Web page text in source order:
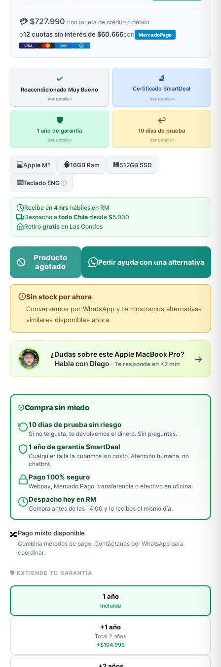
💳 $727.990 con tarjeta de crédito o débito
o12 cuotas sin interés de $60.666con MercadoPago
VISA AMEX DC
✓
Reacondicionado Muy Bueno
Ver detalle ›
🔬
Certificado SmartDeal
Ver detalle ›
🛡️
1 año de garantía
Ver detalle ›
↩️
10 días de prueba
Ver detalle ›
💻Apple M1 🧠16GB Ram 💾512GB SSD
⌨️Teclado ENG ?
Recibe en 4 hrs hábiles en RM
Despacho a todo Chile desde $5.000
Retiro gratis en Las Condes
Producto
agotado
Pedir ayuda con una alternativa
Sin stock por ahora
Conversemos por WhatsApp y te mostramos alternativas
similares disponibles ahora.
¿Dudas sobre este Apple MacBook Pro?
Habla con Diego · Te responde en <2 min →
Compra sin miedo
10 días de prueba sin riesgo
Si no te gusta, te devolvemos el dinero. Sin preguntas.
1 año de garantía SmartDeal
Cualquier falla la cubrimos sin costo. Atención humana, no
chatbot.
Pago 100% seguro
Webpay, Mercado Pago, transferencia o efectivo en oficina.
Despacho hoy en RM
Compra antes de las 14:00 y lo recibes el mismo día.
🔀Pago mixto disponible
Combina métodos de pago. Contáctanos por WhatsApp para
coordinar.
🛡️ EXTIENDE TU GARANTÍA
1 año
Incluida
+1 año
Total 2 años
+$104.999